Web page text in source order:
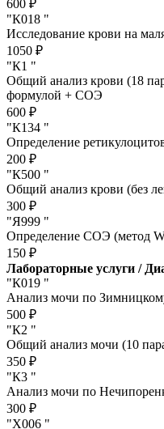
600 ₽
"К018 "
Исследование крови на
1050 ₽
"К1 "
Общий анализ крови (18
формулой + СОЭ
600 ₽
"К134 "
Определение
200 ₽
"К500 "
Общий анализ крови (без
300 ₽
"Я999 "
Определение СОЭ (метод
150 ₽
Лабораторные услуги /
"К019 "
Анализ мочи по
500 ₽
"К2 "
Общий анализ мочи (10
350 ₽
"К3 "
Анализ мочи по
300 ₽
"Х006 "